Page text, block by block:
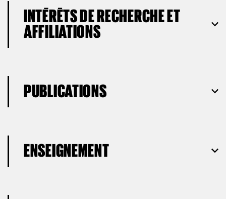
INTÉRÊTS DE RECHERCHE ET
AFFILIATIONS
PUBLICATIONS
ENSEIGNEMENT